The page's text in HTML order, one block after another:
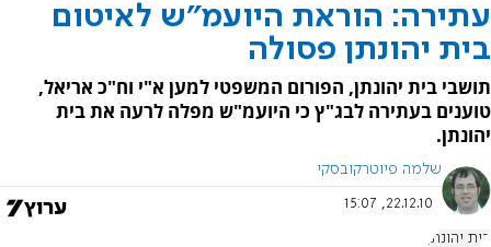
עתירה: הוראת היועמ"ש לאיטום
בית יהונתן פסולה
תושבי בית יהונתן, הפורום המשפטי למען א"י וח"כ אריאל,
טוענים בעתירה לבג"ץ כי היועמ"ש מפלה לרעה את בית
יהונתן.
שלמה פיוטרקובסקי
22.12.10, 15:07
בית יהונתן